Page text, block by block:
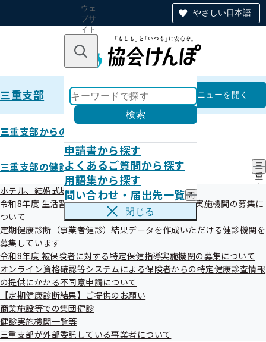
やさしい日本語
ウェ
ブサ
イト
のナ
ン
キーワードで探す
検索
申請書から探す
よくあるご質問から探す
用語集から探す
問い合わせ・届出先一覧 問
い
わ
届
出
閉じる
三重支部 三重支部
メニューを開く
三重支部からのお知らせ
三重支部の健診・保健指導のご案内
三
重
の
診
健
指
ホテル、結婚式場等での集団健診（女性限定）
令和8年度 生活習慣病予防健診及び人間ドック健診実施機関の募集に
ついて
定期健康診断（事業者健診）結果データを作成いただける健診機関を
募集しています
令和8年度 被保険者に対する特定保健指導実施機関の募集について
オンライン資格確認等システムによる保険者からの特定健康診査情報
の提供にかかる不同意申請について
【定期健康診断結果】ご提供のお願い
商業施設等での集団健診
健診実施機関一覧等
三重支部が外部委託している事業者について
令和4年度 第1回三重支部評議会
開催案内
令和4年度 第1回三重支部評議会を開催い
たします
令和04年07月04日
標記について、次のとおり開催することとなりましたのでお